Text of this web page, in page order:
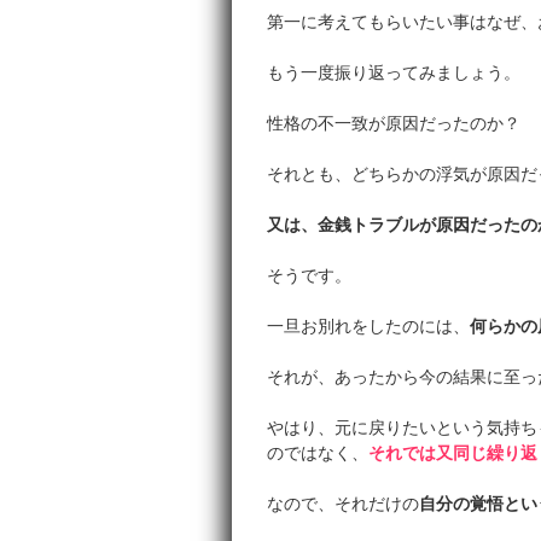
第一に考えてもらいたい事はなぜ
もう一度振り返ってみましょう。
性格の不一致が原因だったのか？
それとも、どちらかの浮気が原因
又は、金銭トラブルが原因だった
そうです。
一旦お別れをしたのには、何らか
それが、あったから今の結果に至
やはり、元に戻りたいという気持
のではなく、 それでは又同じ繰り
なので、それだけの自分の覚悟と